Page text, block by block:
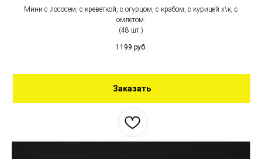
Мини с лососем, с креветкой, с огурцом, с крабом, с курицей х\к, с
омлетом.
(48 шт.)
1199 руб.
Заказать